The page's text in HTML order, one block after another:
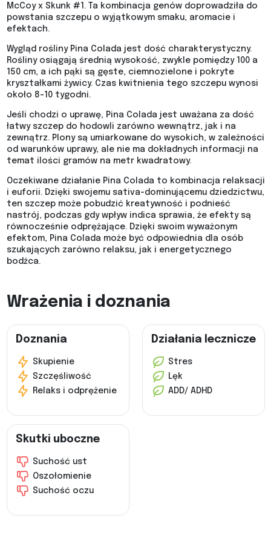
McCoy x Skunk #1. Ta kombinacja genów doprowadziła do
powstania szczepu o wyjątkowym smaku, aromacie i
efektach.
Wygląd rośliny Pina Colada jest dość charakterystyczny.
Rośliny osiągają średnią wysokość, zwykle pomiędzy 100 a
150 cm, a ich pąki są gęste, ciemnozielone i pokryte
kryształkami żywicy. Czas kwitnienia tego szczepu wynosi
około 8-10 tygodni.
Jeśli chodzi o uprawę, Pina Colada jest uważana za dość
łatwy szczep do hodowli zarówno wewnątrz, jak i na
zewnątrz. Plony są umiarkowane do wysokich, w zależności
od warunków uprawy, ale nie ma dokładnych informacji na
temat ilości gramów na metr kwadratowy.
Oczekiwane działanie Pina Colada to kombinacja relaksacji
i euforii. Dzięki swojemu sativa-dominującemu dziedzictwu,
ten szczep może pobudzić kreatywność i podnieść
nastrój, podczas gdy wpływ indica sprawia, że efekty są
równocześnie odprężające. Dzięki swoim wyważonym
efektom, Pina Colada może być odpowiednia dla osób
szukających zarówno relaksu, jak i energetycznego
bodźca.
Wrażenia i doznania
Doznania
Skupienie
Szczęśliwość
Relaks i odprężenie
Działania lecznicze
Stres
Lęk
ADD/ ADHD
Skutki uboczne
Suchość ust
Oszołomienie
Suchość oczu